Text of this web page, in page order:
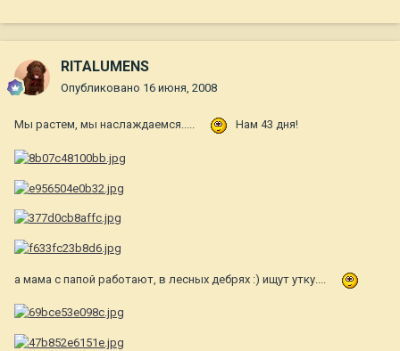
RITALUMENS
Опубликовано 16 июня, 2008
Мы растем, мы наслаждаемся..... Нам 43 дня!
а мама с папой работают, в лесных дебрях :) ищут утку....